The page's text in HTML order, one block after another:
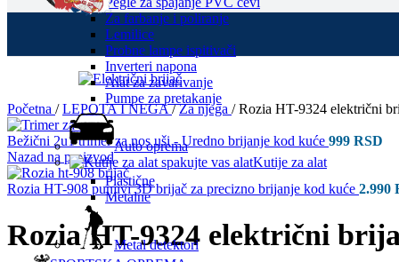
Za farbanje i poliranje
Lemilice
Probne lampe ispitivači
Inverteri napona
Alat za zavarivanje
Pumpe za pretakanje
Auto oprema
Kutije za alat
Plastične
Metalne
Metal detektori
Početna / LEPOTA I NEGA/ Za njega / Rozia HT-9324 električni
Bežični 2u1 trimer za nos uši - Uredno brijanje kod kuće 999 RSD
Nazad na proizvod
Rozia HT-908 punjivi 3D brijač za precizno brijanje kod kuće 2.990
Rozia HT-9324 električni